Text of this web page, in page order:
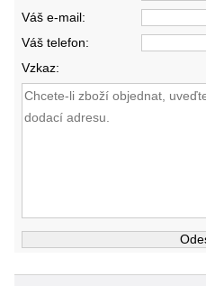
Váš e-mail:
Váš telefon:
Vzkaz: